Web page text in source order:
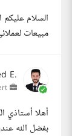
مبيعات
E.
بفضل الله